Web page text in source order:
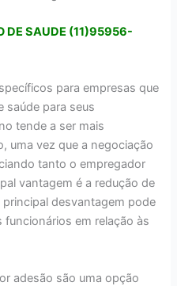
DE SAUDE (11)95956-
para empresas que
saúde para seus
tende a ser mais
uma vez que a negociação
tanto o empregador
vantagem é a redução de
desvantagem pode
em relação às
adesão são uma opção